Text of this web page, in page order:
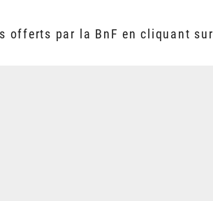
offerts par la BnF en cliquant sur